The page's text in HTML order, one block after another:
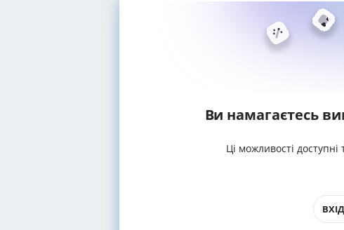
Ви намагаєтесь
Ці можливості